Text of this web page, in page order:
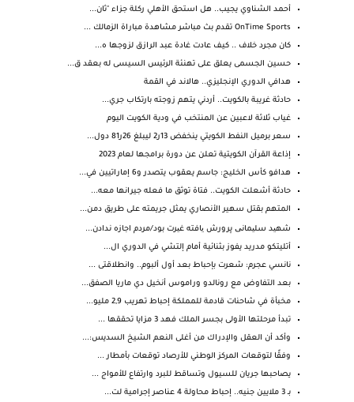
أحمد الشناوي يجيب.. هل استحق الأهلي ركلة جزاء "ثان...
OnTime Sports تقدم بث مباشر مشاهدة مباراة الزمالك ...
كان مجرد خلاف .. كيف عادت غادة عبد الرازق لزوجها ه...
حسين الجسمى يعلق على تهنئة الرئيس السيسى له بعقد ق...
هدافي الدوري الإنجليزي.. هالاند في القمة
حادثة غريبة بالكويت.. أردني يتهم زوجته بارتكاب جري...
غياب ثلاثة لاعبين عن المنتخب في ودية الكويت اليوم
سعر برميل النفط الكويتي ينخفض 13ر2 ليبلغ 26ر81 دول...
إذاعة القرآن الكويتية تعلن عن دورة برامجها لعام 2023
هدافو كأس الخليج: جاسم يعقوب يتصدر و6 إماراتيين في...
حادثة أشعلت الكويت.. فتاة توثق ما فعله جيرانها معه...
المتهم بقتل سهير الأنصاري يمثل جريمته على طريق دمن...
شهید سلیمانی پرورش یافته غیرت بود/مردم اجازه ندادن...
أتليتكو مدريد يفوز بثنائية أمام إلتشي في الدوري ال...
نانسي عجرم: شعرت بإحباط بعد أول ألبوم.. وانطلاقتى ...
بعد التفاوض مع رونالدو وراموس أنخيل دي ماريا الصفق...
مخبأة في شاحنات قادمة للمملكة إحباط تهريب 2,9 مليو...
تبدأ مرحلتها الأولى بجسر الملك فهد 3 مزايا تحققها ...
وأكد أن العقل والإدراك من أغلى النعم الشيخ السديس:...
وفقًا لتوقعات المركز الوطني للأرصاد توقعات بأمطار ...
يصاحبها جريان للسيول وتساقط للبرد وارتفاع للأمواج ...
بـ 3 ملايين جنيه.. إحباط محاولة 4 عناصر إجرامية لت...